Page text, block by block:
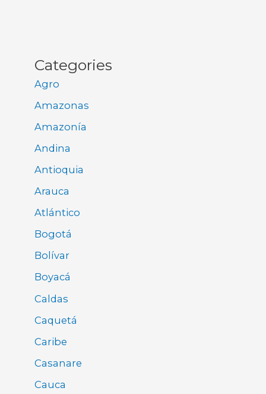
Categories
Agro
Amazonas
Amazonía
Andina
Antioquia
Arauca
Atlántico
Bogotá
Bolívar
Boyacá
Caldas
Caquetá
Caribe
Casanare
Cauca